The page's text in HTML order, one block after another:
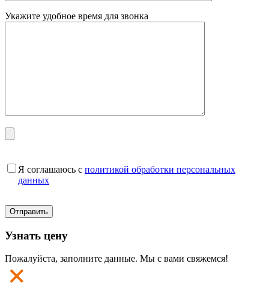
Укажите удобное время для звонка
Я соглашаюсь с политикой обработки персональных
данных
Узнать цену
Пожалуйста, заполните данные. Мы с вами свяжемся!